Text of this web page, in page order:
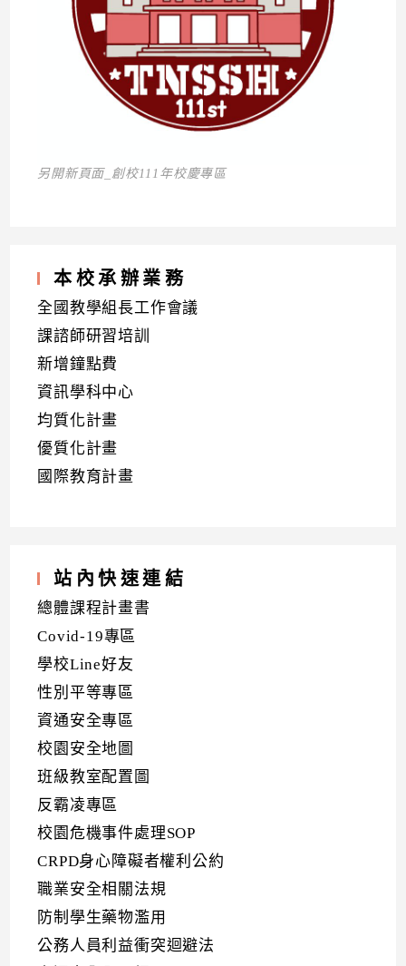
另開新頁面_創校111年校慶專區
本校承辦業務
全國教學組長工作會議
課諮師研習培訓
新增鐘點費
資訊學科中心
均質化計畫
優質化計畫
國際教育計畫
站內快速連結
總體課程計畫書
Covid-19專區
學校Line好友
性別平等專區
資通安全專區
校園安全地圖
班級教室配置圖
反霸凌專區
校園危機事件處理SOP
CRPD身心障礙者權利公約
職業安全相關法規
防制學生藥物濫用
公務人員利益衝突迴避法